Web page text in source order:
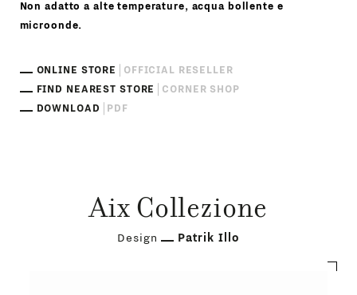
Non adatto a alte temperature, acqua bollente e
microonde.
ONLINE STORE
OFFICIAL RESELLER
FIND NEAREST STORE
CORNER SHOP
DOWNLOAD
PDF
Aix Collezione
Design Patrik Illo